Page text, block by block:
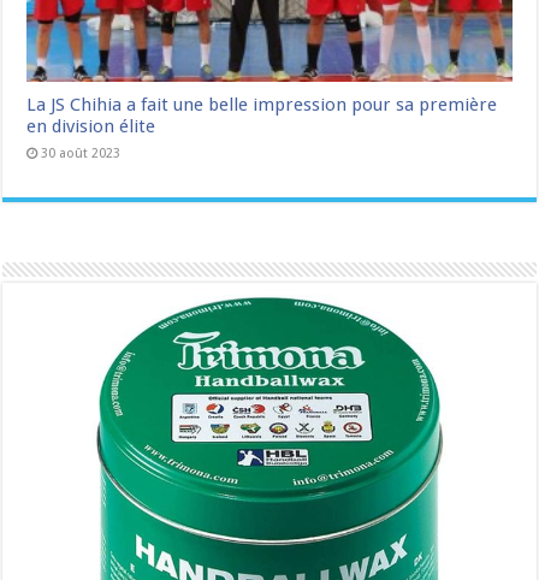
La JS Chihia a fait une belle impression pour sa première
en division élite
30 août 2023